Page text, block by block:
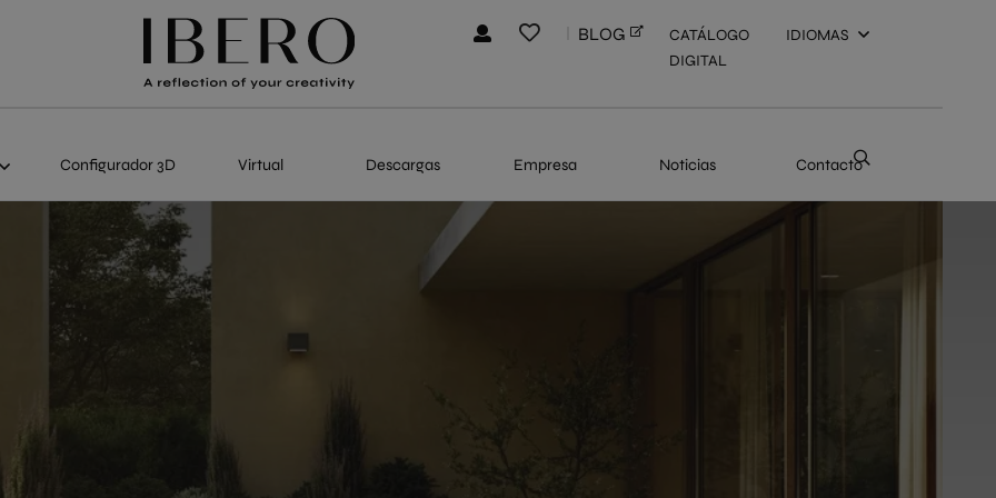
BLOG
CATÁLOGO
DIGITAL
IDIOMAS
Configurador 3D Virtual Descargas Empresa Noticias Contacto